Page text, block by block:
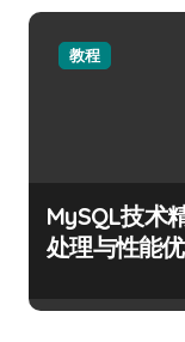
教程
MySQL技术
处理与性能